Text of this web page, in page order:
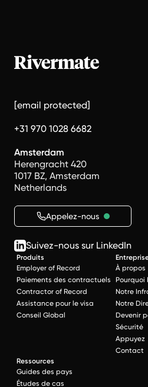
[email protected]
+31 970 1028 6682
Amsterdam
Herengracht 420
1017 BZ, Amsterdam
Netherlands
Appelez-nous
Suivez-nous sur LinkedIn
Produits
Employer of Record
Paiements des contractuels
Contractor of Record
Assistance pour le visa
Conseil Global
À propos
Pourquoi
Notre
Notre
Devenir
Sécurité
Appuyez
Contact
Ressources
Guides des pays
Études de cas